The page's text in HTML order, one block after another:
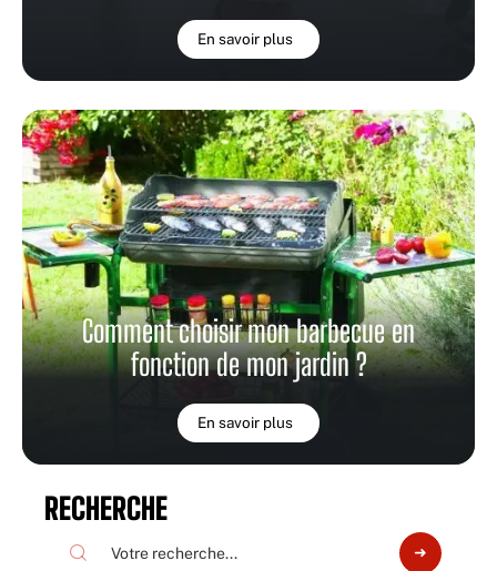
En savoir plus
Comment choisir mon barbecue en
fonction de mon jardin ?
En savoir plus
RECHERCHE